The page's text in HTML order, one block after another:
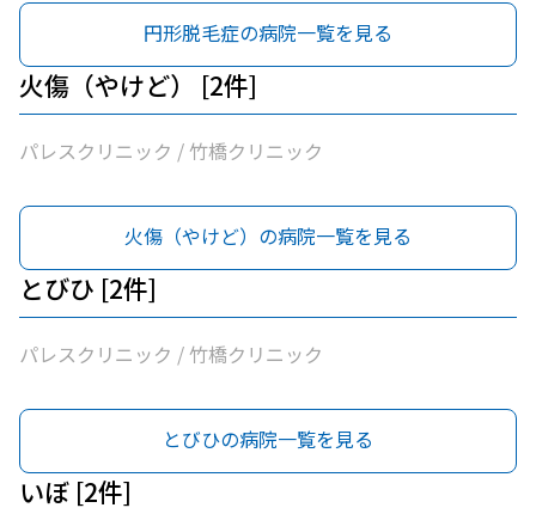
円形脱毛症の病院一覧を見る
火傷（やけど） [2件]
パレスクリニック / 竹橋クリニック
火傷（やけど）の病院一覧を見る
とびひ [2件]
パレスクリニック / 竹橋クリニック
とびひの病院一覧を見る
いぼ [2件]